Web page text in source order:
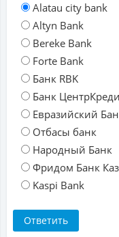
Alatau city bank
Altyn Bank
Bereke Bank
Forte Bank
Банк RBK
Банк
Евразийский
Отбасы банк
Народный Банк
Фридом Банк
Kaspi Bank